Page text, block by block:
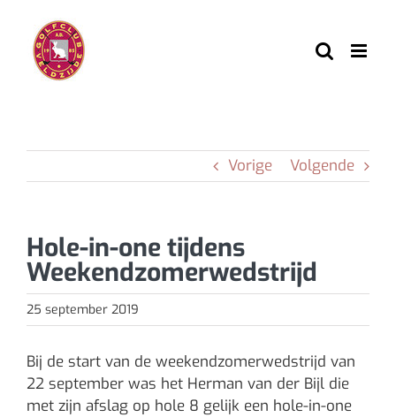
inhoud
Vorige Volgende
Hole-in-one tijdens
Weekendzomerwedstrijd
25 september 2019
Bij de start van de weekendzomerwedstrijd van
22 september was het Herman van der Bijl die
met zijn afslag op hole 8 gelijk een hole-in-one